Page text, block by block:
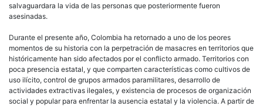
salvaguardara la vida de las personas que posteriormente fueron
asesinadas.
Durante el presente año, Colombia ha retornado a uno de los peores
momentos de su historia con la perpetración de masacres en territorios que
históricamente han sido afectados por el conflicto armado. Territorios con
poca presencia estatal, y que comparten características como cultivos de
uso ilícito, control de grupos armados paramilitares, desarrollo de
actividades extractivas ilegales, y existencia de procesos de organización
social y popular para enfrentar la ausencia estatal y la violencia. A partir de